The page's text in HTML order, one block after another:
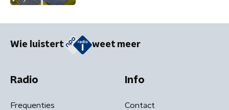
Wie luistert weet meer
Radio
Frequenties
Info
Contact